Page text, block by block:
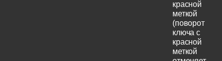
красной
меткой
(поворот
ключа с
красной
меткой